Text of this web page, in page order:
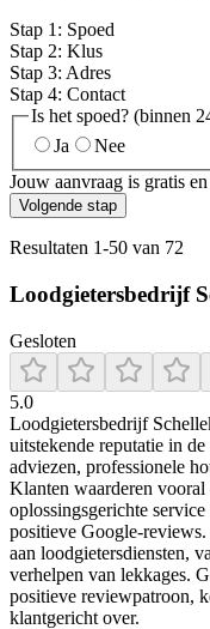
Stap 1 : Spoed
Stap 2: Klus
Stap 3: Adres
Stap 4: Contact
Is het spoed? (binnen
Ja
Nee
Jouw aanvraag is gratis
Volgende stap
Resultaten 1-50 van 72
Loodgietersbedrijf
Gesloten
5.0
Loodgietersbedrijf
uitstekende reputatie in
adviezen, professionele
Klanten waarderen
oplossingsgerichte
positieve Google-
aan loodgietersdiensten,
verhelpen van lekkages.
positieve reviewpatroon,
klantgericht over.